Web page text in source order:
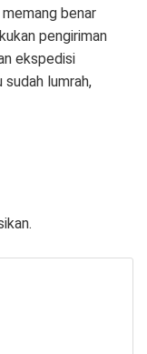
benar
pengiriman
ekspedisi
lumrah,